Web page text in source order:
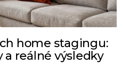
home stagingu:
reálné výsledky